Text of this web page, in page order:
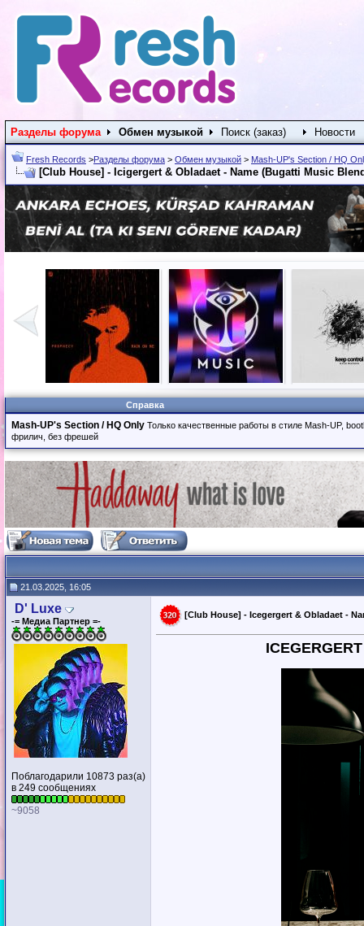
Разделы форума Обмен музыкой Поиск (заказ) Новости
Fresh Records >Разделы форума > Обмен музыкой > Mash-UP's Section / HQ
[Club House] - Icigergert & Obladaet - Name (Bugatti Music
Справка
Mash-UP's Section / HQ Only Только качественные работы в стиле Mash-UP,
фрилич, без фрешей
21.03.2025, 16:05
D' Luxe
-= Медиа Партнер =-
Поблагодарили 10873 раз(а)
в 249 сообщениях
~9058
[Club House] - Icegergert & Obladaet -